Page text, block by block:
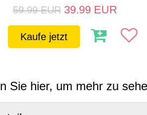
59.99 EUR 39.99 EUR
Kaufe jetzt
Sie hier, um mehr zu